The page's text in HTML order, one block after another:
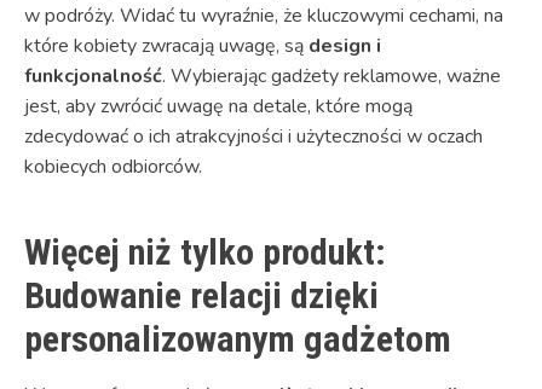
w podróży. Widać tu wyraźnie, że kluczowymi cechami, na
które kobiety zwracają uwagę, są design i
funkcjonalność. Wybierając gadżety reklamowe, ważne
jest, aby zwrócić uwagę na detale, które mogą
zdecydować o ich atrakcyjności i użyteczności w oczach
kobiecych odbiorców.
Więcej niż tylko produkt:
Budowanie relacji dzięki
personalizowanym gadżetom